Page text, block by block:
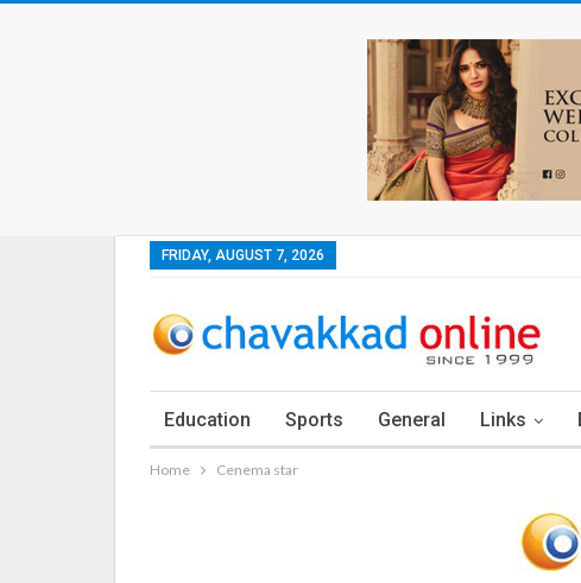
FRIDAY, AUGUST 7, 2026
Education Sports General Links
Home Cenema star